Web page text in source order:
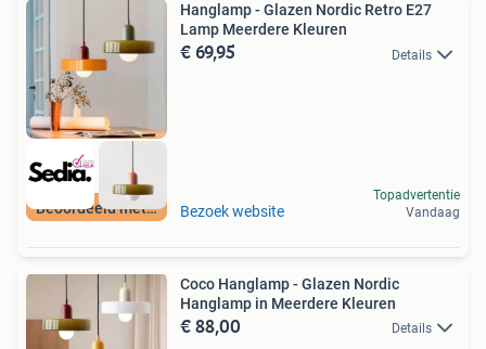
Beoordeeld met 9+
Hanglamp - Glazen Nordic Retro E27
Lamp Meerdere Kleuren
€ 69,95 Details
Bezoek website
Topadvertentie
Vandaag
Coco Hanglamp - Glazen Nordic
Hanglamp in Meerdere Kleuren
€ 88,00 Details